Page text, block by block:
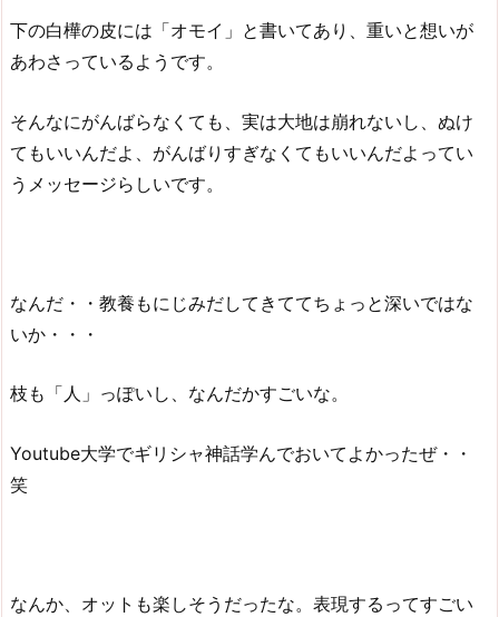
下の白樺の皮には「オモイ」と書いてあり、重いと想いが
あわさっているようです。
そんなにがんばらなくても、実は大地は崩れないし、ぬけ
てもいいんだよ、がんばりすぎなくてもいいんだよってい
うメッセージらしいです。
なんだ・・教養もにじみだしてきててちょっと深いではな
いか・・・
枝も「人」っぽいし、なんだかすごいな。
Youtube大学でギリシャ神話学んでおいてよかったぜ・・
笑
なんか、オットも楽しそうだったな。表現するってすごい